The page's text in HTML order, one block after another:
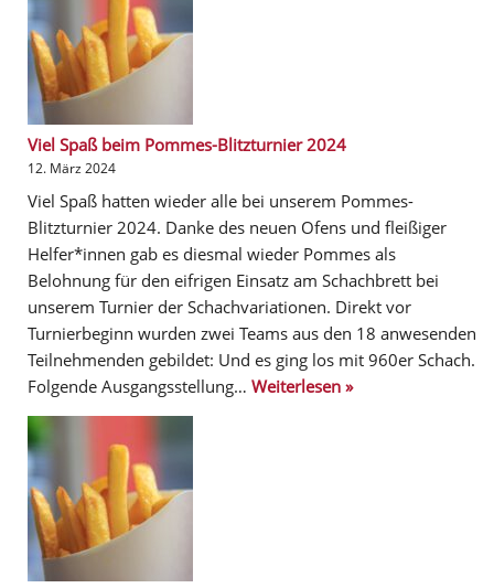
Viel Spaß beim Pommes-Blitzturnier 2024
12. März 2024
Viel Spaß hatten wieder alle bei unserem Pommes-
Blitzturnier 2024. Danke des neuen Ofens und fleißiger
Helfer*innen gab es diesmal wieder Pommes als
Belohnung für den eifrigen Einsatz am Schachbrett bei
unserem Turnier der Schachvariationen. Direkt vor
Turnierbeginn wurden zwei Teams aus den 18 anwesenden
Teilnehmenden gebildet: Und es ging los mit 960er Schach.
Folgende Ausgangsstellung… Weiterlesen »